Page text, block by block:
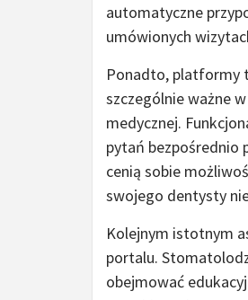
automatyczne
umówionych
Ponadto, platformy
szczególnie ważne
medycznej.
pytań bezpośrednio
cenią sobie
swojego dentysty
Kolejnym istotnym
portalu.
obejmować